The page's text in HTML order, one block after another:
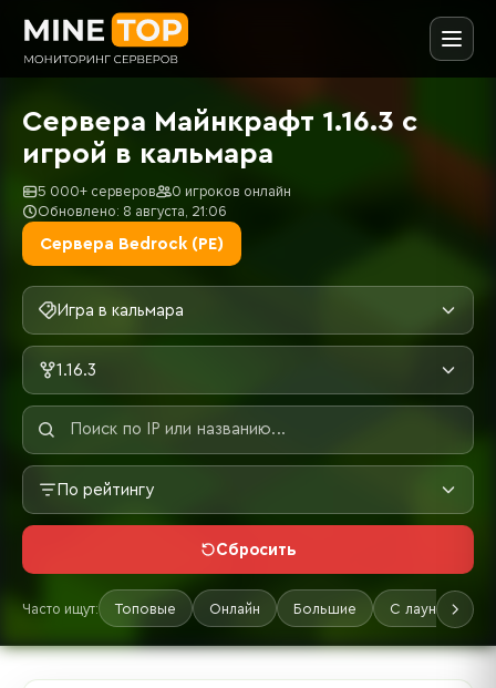
Сервера Майнкрафт 1.16.3 с
игрой в кальмара
5 000+ серверов
0 игроков онлайн
Обновлено: 8 августа, 21:06
Сервера Bedrock (PE)
Игра в кальмара
1.16.3
По рейтингу
Сбросить
Часто ищут: Топовые Онлайн Большие С лаунчером